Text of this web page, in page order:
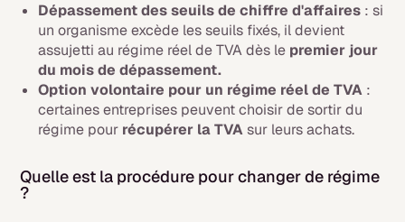
Dépassement des seuils de chiffre d'affaires : si
un organisme excède les seuils fixés, il devient
assujetti au régime réel de TVA dès le premier jour
du mois de dépassement.
Option volontaire pour un régime réel de TVA :
certaines entreprises peuvent choisir de sortir du
régime pour récupérer la TVAsur leurs achats.
Quelle est la procédure pour changer de régime
?